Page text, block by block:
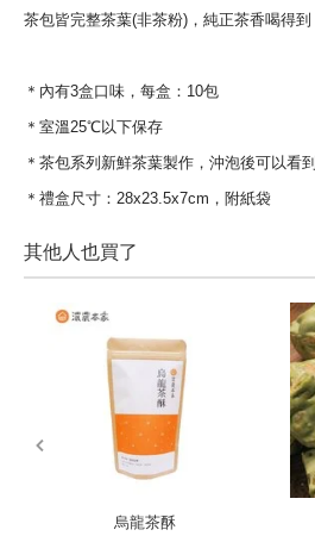
茶包皆完整茶葉(非茶粉)，純正茶香喝得到
＊內有3盒口味，每盒：10包
＊室溫25℃以下保存
＊茶包系列新鮮茶葉製作，沖泡後可以看
＊禮盒尺寸：28x23.5x7cm，附紙袋
其他人也買了
烏龍茶酥